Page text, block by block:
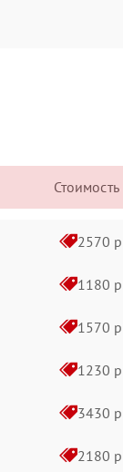
Стоимость
2570 р
1180 р
1570 р
1230 р
3430 р
2180 р